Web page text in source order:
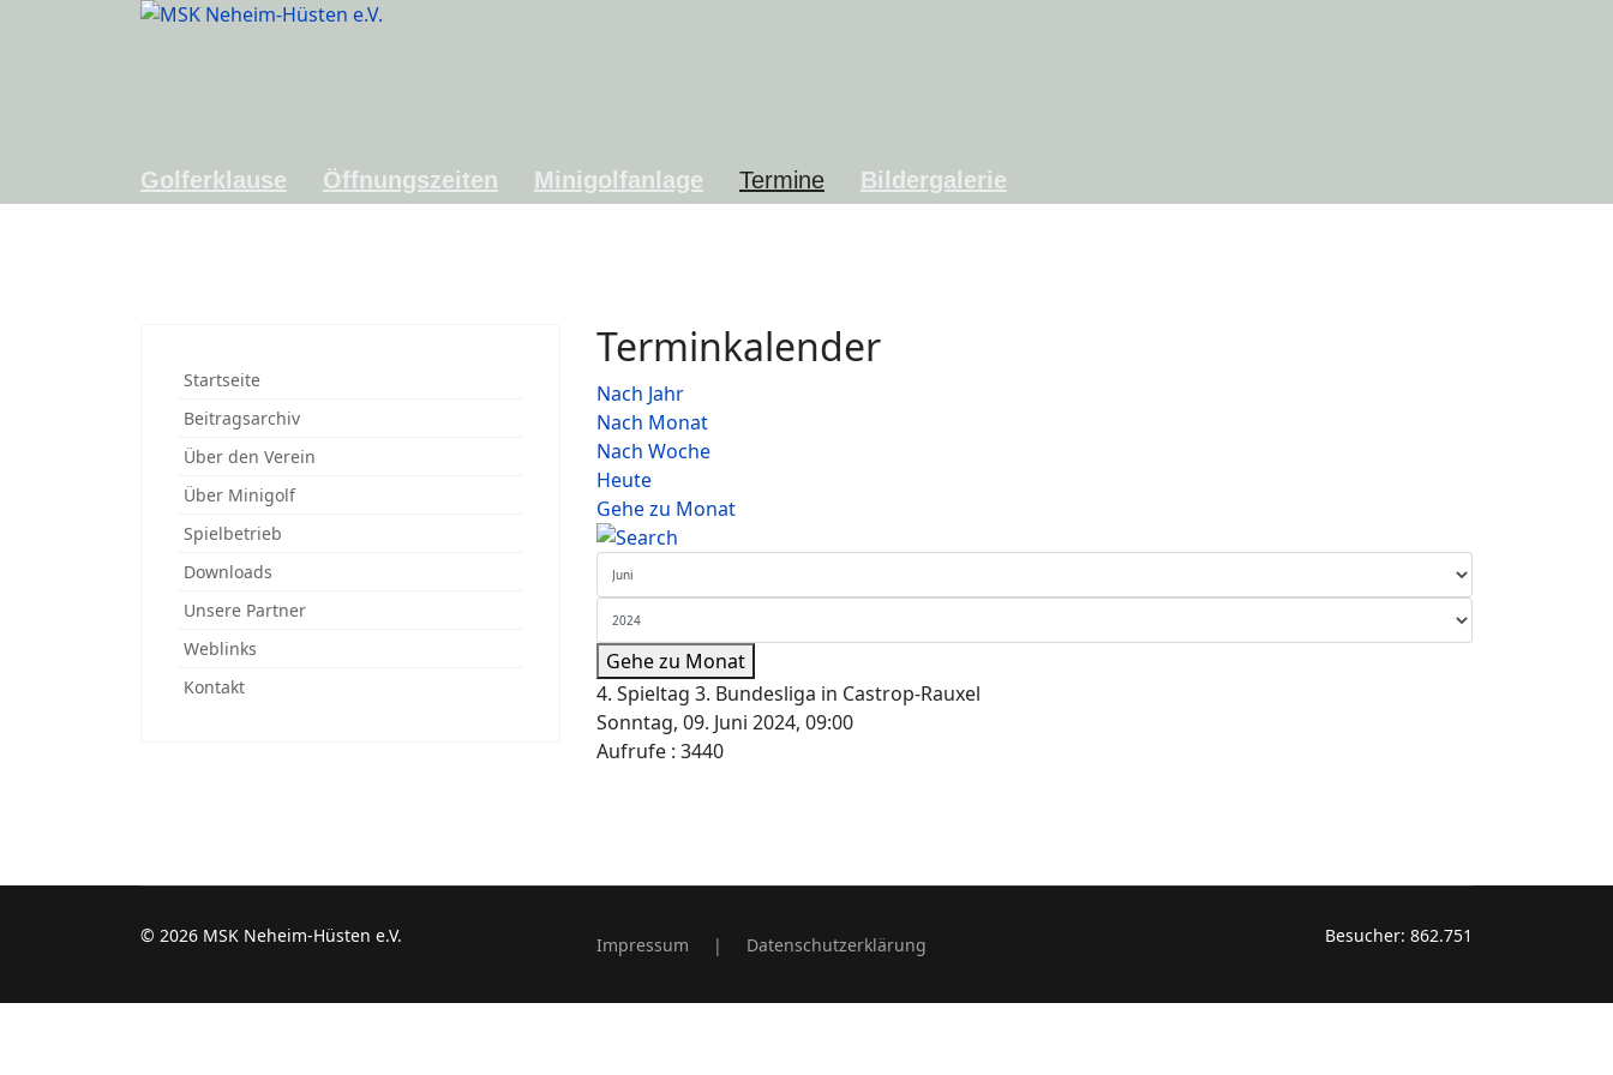
Golferklause Öffnungszeiten Minigolfanlage Termine Bildergalerie
Startseite
Beitragsarchiv
Über den Verein
Über Minigolf
Spielbetrieb
Downloads
Unsere Partner
Weblinks
Kontakt
Terminkalender
Nach Jahr
Nach Monat
Nach Woche
Heute
Gehe zu Monat
Gehe zu Monat
4. Spieltag 3. Bundesliga in Castrop-Rauxel
Sonntag, 09. Juni 2024, 09:00
Aufrufe : 3440
© 2026 MSK Neheim-Hüsten e.V. Impressum | Datenschutzerklärung Besucher: 862.751